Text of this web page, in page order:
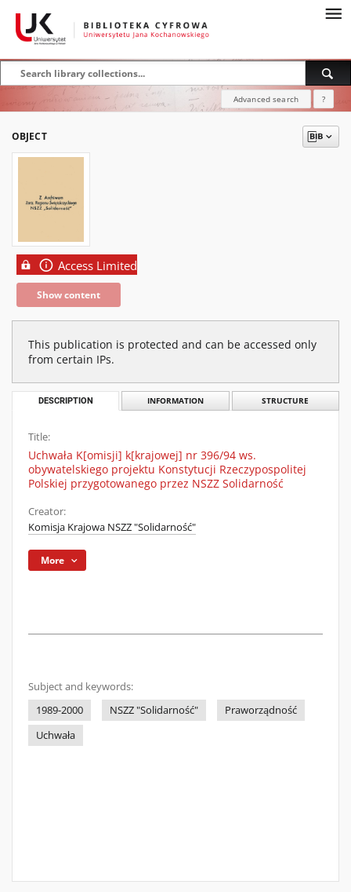
Advanced search ?
OBJECT
Access Limited
Show content
This publication is protected and can be accessed only
from certain IPs.
DESCRIPTION INFORMATION STRUCTURE
Title:
Uchwała K[omisji] k[krajowej] nr 396/94 ws.
obywatelskiego projektu Konstytucji Rzeczypospolitej
Polskiej przygotowanego przez NSZZ Solidarność
Creator:
Komisja Krajowa NSZZ "Solidarność"
More
Subject and keywords:
1989-2000
NSZZ "Solidarność"
Praworządność
Uchwała